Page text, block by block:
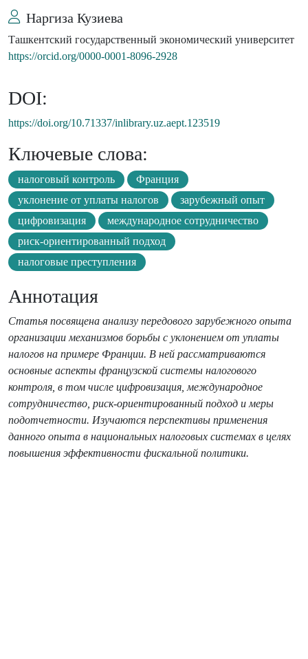
Наргиза Кузиева
Ташкентский государственный экономический университет
https://orcid.org/0000-0001-8096-2928
DOI:
https://doi.org/10.71337/inlibrary.uz.aept.123519
Ключевые слова:
налоговый контроль
Франция
уклонение от уплаты налогов
зарубежный опыт
цифровизация
международное сотрудничество
риск-ориентированный подход
налоговые преступления
Аннотация
Статья посвящена анализу передового зарубежного опыта
организации механизмов борьбы с уклонением от уплаты
налогов на примере Франции. В ней рассматриваются
основные аспекты французской системы налогового
контроля, в том числе цифровизация, международное
сотрудничество, риск-ориентированный подход и меры
подотчетности. Изучаются перспективы применения
данного опыта в национальных налоговых системах в целях
повышения эффективности фискальной политики.